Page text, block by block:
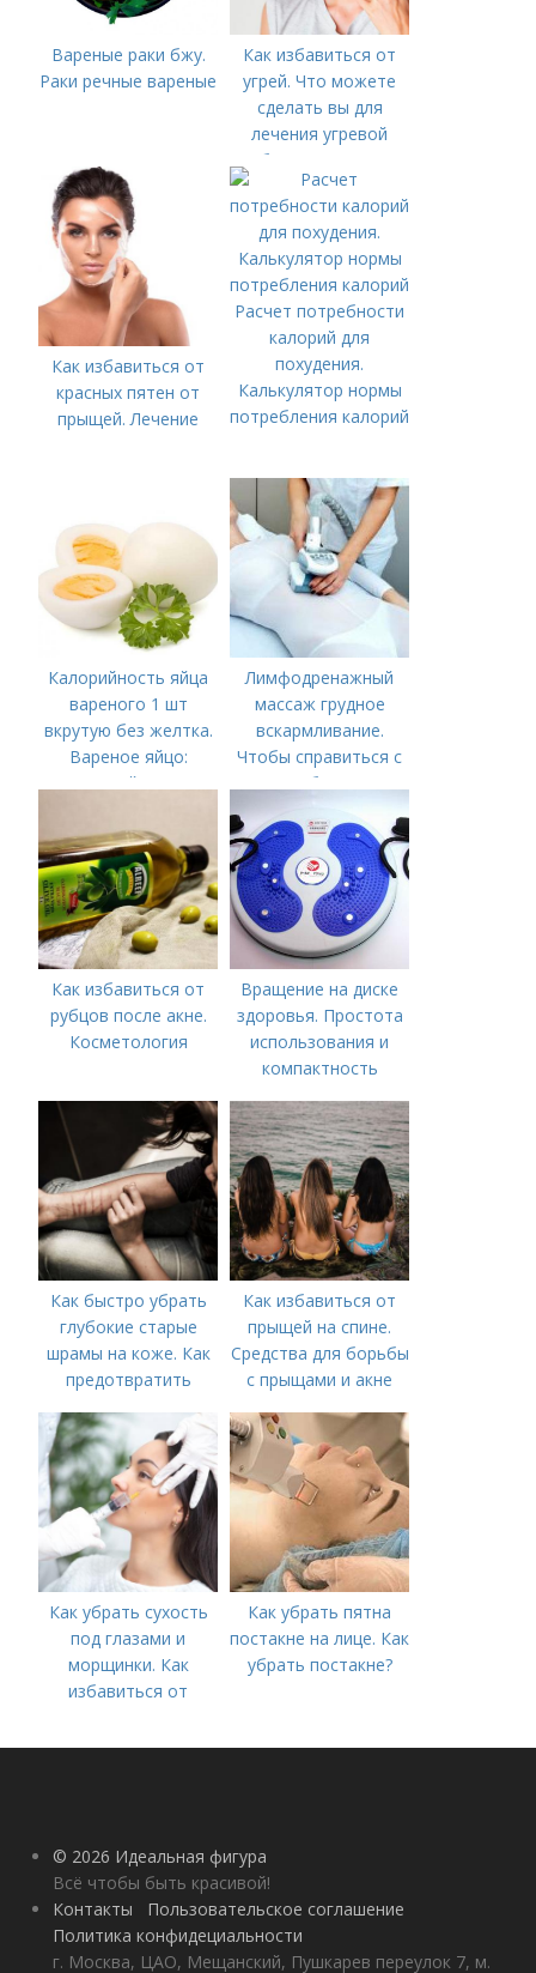
Вареные раки бжу.
Раки речные вареные
Как избавиться от
угрей. Что можете
сделать вы для
лечения угревой
болезни (акне)
Как избавиться от
красных пятен от
прыщей. Лечение
Расчет потребности
калорий для
похудения.
Калькулятор нормы
потребления калорий
Калорийность яйца
вареного 1 шт
вкрутую без желтка.
Вареное яйцо:
калорийность
Лимфодренажный
массаж грудное
вскармливание.
Чтобы справиться с
нагрубанием,
необходимо
предпринять
следующие действия:
Как избавиться от
рубцов после акне.
Косметология
Вращение на диске
здоровья. Простота
использования и
компактность
Как быстро убрать
глубокие старые
шрамы на коже. Как
предотвратить
Как избавиться от
прыщей на спине.
Средства для борьбы
с прыщами и акне
Как убрать сухость
под глазами и
морщинки. Как
избавиться от
косметологические
Как убрать пятна
постакне на лице. Как
убрать постакне?
© 2026 Идеальная фигура
Всё чтобы быть красивой!
Контакты
Пользовательское соглашение
Политика конфидециальности
г. Москва, ЦАО, Мещанский, Пушкарев переулок 7, м.